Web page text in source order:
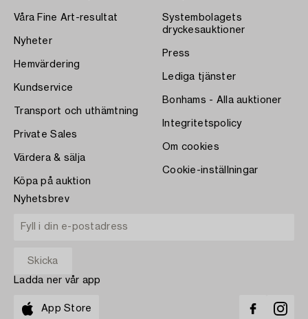
Våra Fine Art-resultat
Nyheter
Hemvärdering
Kundservice
Transport och uthämtning
Private Sales
Värdera & sälja
Köpa på auktion
Systembolagets
dryckesauktioner
Press
Lediga tjänster
Bonhams - Alla auktioner
Integritetspolicy
Om cookies
Cookie-inställningar
Nyhetsbrev
Ladda ner vår app
App Store